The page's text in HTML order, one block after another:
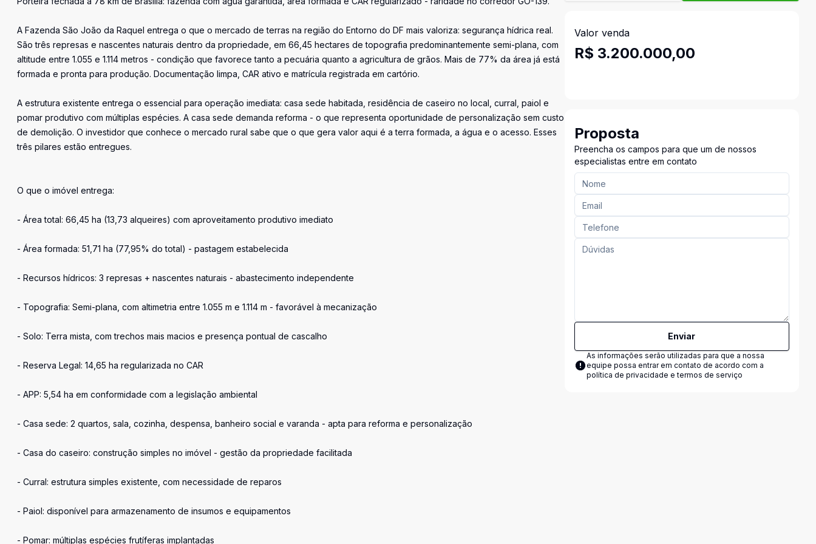
A Fazenda São João da Raquel entrega o que o mercado de terras na região do Entorno do DF mais valoriza: segurança hídrica real.
São três represas e nascentes naturais dentro da propriedade, em 66,45 hectares de topografia predominantemente semi-plana, com
altitude entre 1.055 e 1.114 metros - condição que favorece tanto a pecuária quanto a agricultura de grãos. Mais de 77% da área já está
formada e pronta para produção. Documentação limpa, CAR ativo e matrícula registrada em cartório.
A estrutura existente entrega o essencial para operação imediata: casa sede habitada, residência de caseiro no local, curral, paiol e
pomar produtivo com múltiplas espécies. A casa sede demanda reforma - o que representa oportunidade de personalização sem custo
de demolição. O investidor que conhece o mercado rural sabe que o que gera valor aqui é a terra formada, a água e o acesso. Esses
três pilares estão entregues.
O que o imóvel entrega:
- Área total: 66,45 ha (13,73 alqueires) com aproveitamento produtivo imediato
- Área formada: 51,71 ha (77,95% do total) - pastagem estabelecida
- Recursos hídricos: 3 represas + nascentes naturais - abastecimento independente
- Topografia: Semi-plana, com altimetria entre 1.055 m e 1.114 m - favorável à mecanização
- Solo: Terra mista, com trechos mais macios e presença pontual de cascalho
- Reserva Legal: 14,65 ha regularizada no CAR
- APP: 5,54 ha em conformidade com a legislação ambiental
- Casa sede: 2 quartos, sala, cozinha, despensa, banheiro social e varanda - apta para reforma e personalização
- Casa do caseiro: construção simples no imóvel - gestão da propriedade facilitada
- Curral: estrutura simples existente, com necessidade de reparos
- Paiol: disponível para armazenamento de insumos e equipamentos
- Pomar: múltiplas espécies frutíferas implantadas
Valor venda
R$ 3.200.000,00
Proposta
Preencha os campos para que um de nossos
especialistas entre em contato
Enviar
As informações serão utilizadas para que a nossa
equipe possa entrar em contato de acordo com a
política de privacidade e termos de serviço